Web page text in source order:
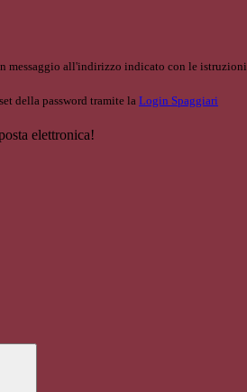
messaggio all'indirizzo indicato con le istruzioni
della password tramite la Login Spaggiari
elettronica!